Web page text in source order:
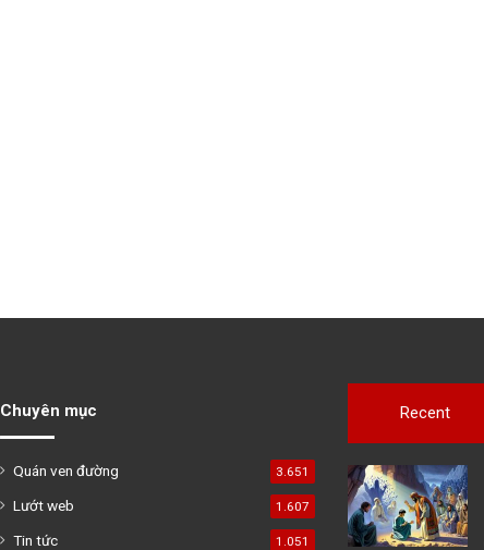
Chuyên mục
Quán ven đường 3.651
Lướt web 1.607
Tin tức 1.051
Recent